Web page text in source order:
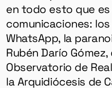
en todo esto que
comunicaciones:
WhatsApp, la
Rubén Darío
Observatorio de
la Arquidiócesis de